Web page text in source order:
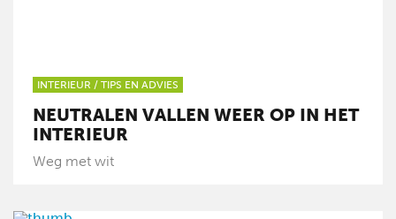
INTERIEUR / TIPS EN ADVIES
NEUTRALEN VALLEN WEER OP IN HET
INTERIEUR
Weg met wit